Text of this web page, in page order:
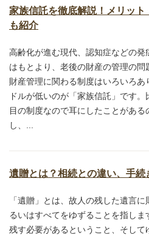
家族信託を徹底解説！メリット
も紹介
高齢化が進む現代、認知症などの
はもとより、老後の財産の管理の問
財産管理に関わる制度はいろいろ
ドルが低いのが「家族信託」です
目の制度なので耳にしたことがあ
し、...
遺贈とは？相続との違い、手
「遺贈」とは、故人の残した遺言
るいはすべてをゆずることを指し
残す必要があるということ、そして